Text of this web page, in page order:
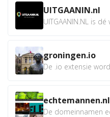
UITGAANIN.nl
groningen.io
echtemannen.nl